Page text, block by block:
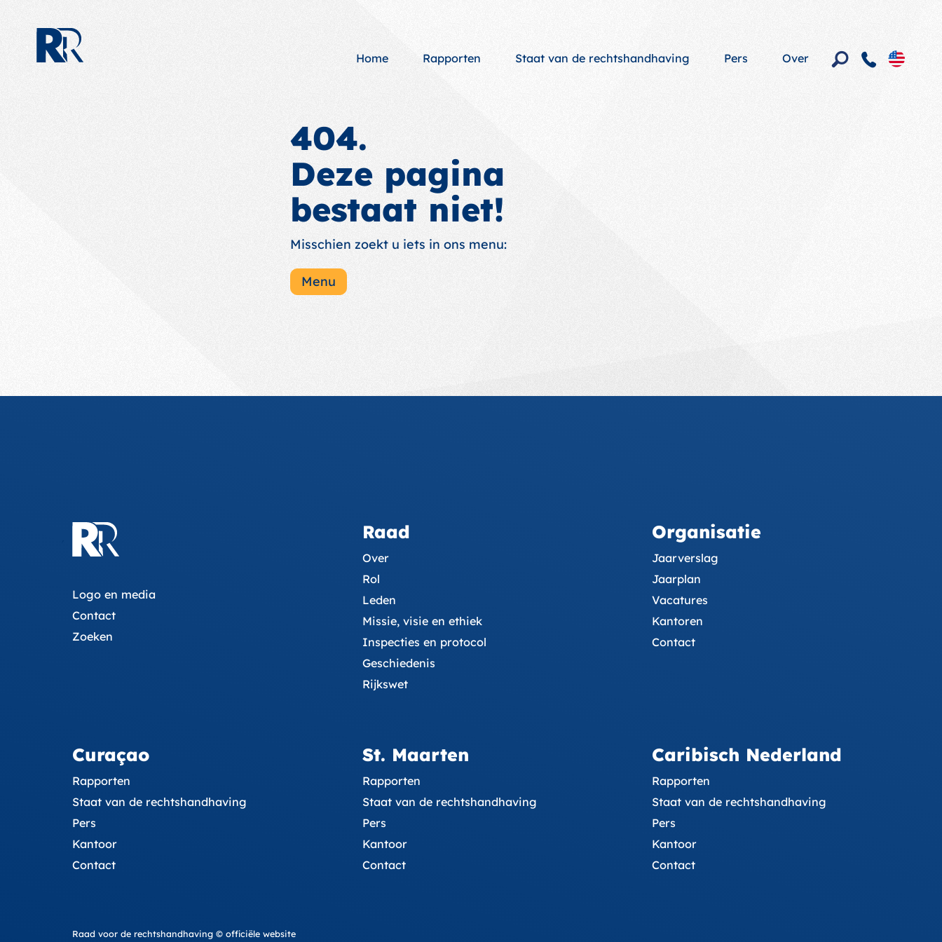
Home Rapporten Staat van de rechtshandhaving Pers Over
404.
Deze pagina
bestaat niet!
Misschien zoekt u iets in ons menu:
Menu
Logo en media
Contact
Zoeken
Raad
Over
Rol
Leden
Missie, visie en ethiek
Inspecties en protocol
Geschiedenis
Rijkswet
Organisatie
Jaarverslag
Jaarplan
Vacatures
Kantoren
Contact
Curaçao
Rapporten
Staat van de rechtshandhaving
Pers
Kantoor
Contact
St. Maarten
Rapporten
Staat van de rechtshandhaving
Pers
Kantoor
Contact
Caribisch Nederland
Rapporten
Staat van de rechtshandhaving
Pers
Kantoor
Contact
Raad voor de rechtshandhaving © officiële website